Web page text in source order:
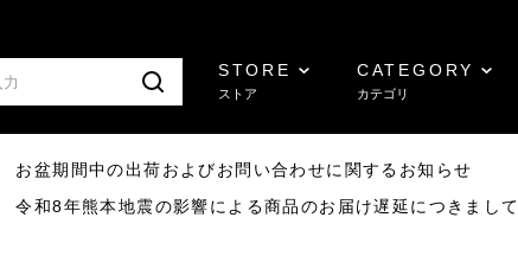
STORE
ストア
CATEGORY
カテゴリ
盆期間中の出荷およびお問い合わせに関するお知らせ
和8年熊本地震の影響による商品のお届け遅延につきまして